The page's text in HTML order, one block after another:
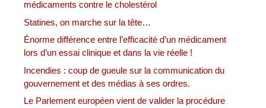
médicaments contre le cholestérol
Statines, on marche sur la tête…
Énorme différence entre l’efficacité d’un médicament
lors d’un essai clinique et dans la vie réelle !
Incendies : coup de gueule sur la communication du
gouvernement et des médias à ses ordres.
Le Parlement européen vient de valider la procédure